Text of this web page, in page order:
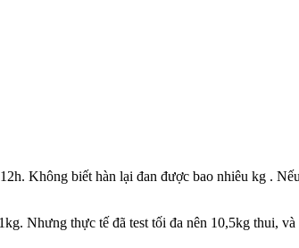
Không biết hàn lại đan được bao nhiêu kg .
Nhưng thực tế đã test tối đa nên 10,5kg thui,